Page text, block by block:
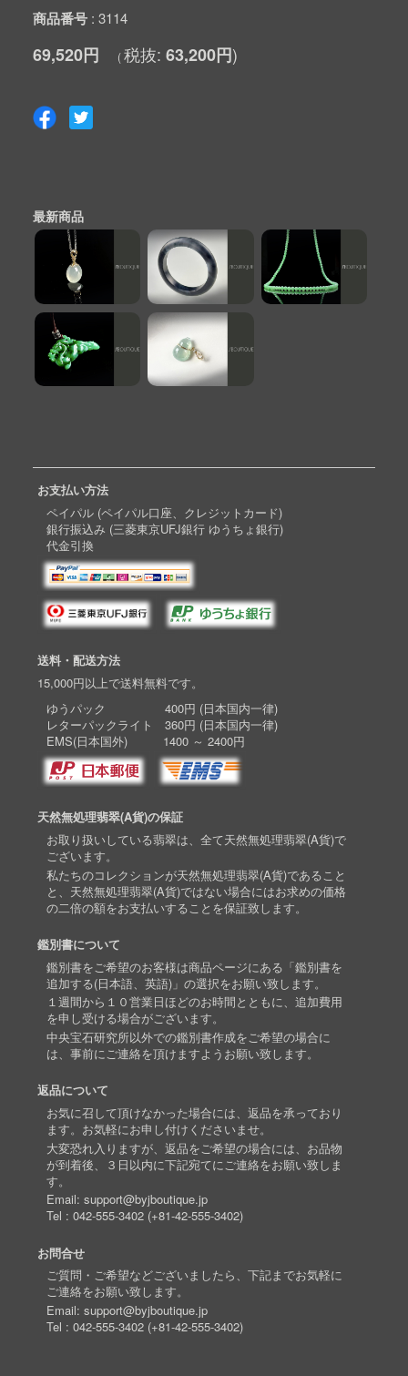
商品番号 3114
69,520円 63,200円
最新商品
お支払い方法
ペイパル (ペイパル口座、クレジットカード)
銀行振込み (三菱東京UFJ銀行 ゆうちょ銀行)
代金引換
送料・配送方法
15,000円以上で送料無料です。
ゆうパック 400円 (日本国内一律)
レターパックライト 360円 (日本国内一律)
EMS(日本国外) 1400 ～ 2400円
天然無処理翡翠(A貨)の保証
お取り扱いしている翡翠は、全て天然無処理翡翠(A貨)で
ございます。
私たちのコレクションが天然無処理翡翠(A貨)であること
と、天然無処理翡翠(A貨)ではない場合にはお求めの価格
の二倍の額をお支払いすることを保証致します。
鑑別書について
鑑別書をご希望のお客様は商品ページにある「鑑別書を
追加する(日本語、英語)」の選択をお願い致します。
１週間から１０営業日ほどのお時間とともに、追加費用
を申し受ける場合がございます。
中央宝石研究所以外での鑑別書作成をご希望の場合に
は、事前にご連絡を頂けますようお願い致します。
返品について
お気に召して頂けなかった場合には、返品を承っており
ます。お気軽にお申し付けくださいませ。
大変恐れ入りますが、返品をご希望の場合には、お品物
が到着後、３日以内に下記宛てにご連絡をお願い致しま
す。
Email: support@byjboutique.jp
Tel : 042-555-3402(+81-42-555-3402)
お問合せ
ご質問・ご希望などございましたら、下記までお気軽に
ご連絡をお願い致します。
Email: support@byjboutique.jp
Tel : 042-555-3402(+81-42-555-3402)